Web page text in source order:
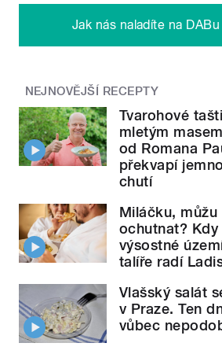
Jak nás naladíte na DABu
NEJNOVĚJŠÍ RECEPTY
Tvarohové
mletým
od Romana
překvapí
chutí
Miláčku,
ochutnat?
výsostné
talíře radí
Vlašský salát
v Praze. Ten
vůbec